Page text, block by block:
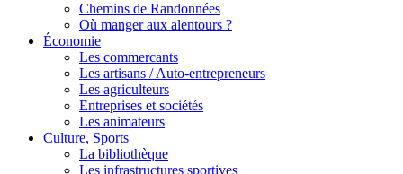
Chemins de Randonnées
Où manger aux alentours ?
Économie
Les commercants
Les artisans / Auto-entrepreneurs
Les agriculteurs
Entreprises et sociétés
Les animateurs
Culture, Sports
La bibliothèque
Les infrastructures sportives